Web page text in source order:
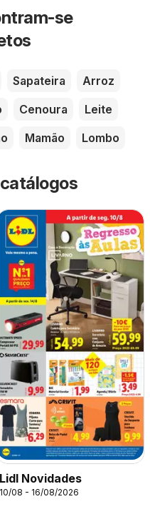
se
Sapateira
Arroz
Cenoura
Leite
Mamão Lombo
Lidl Novidades
10/08 - 16/08/2026